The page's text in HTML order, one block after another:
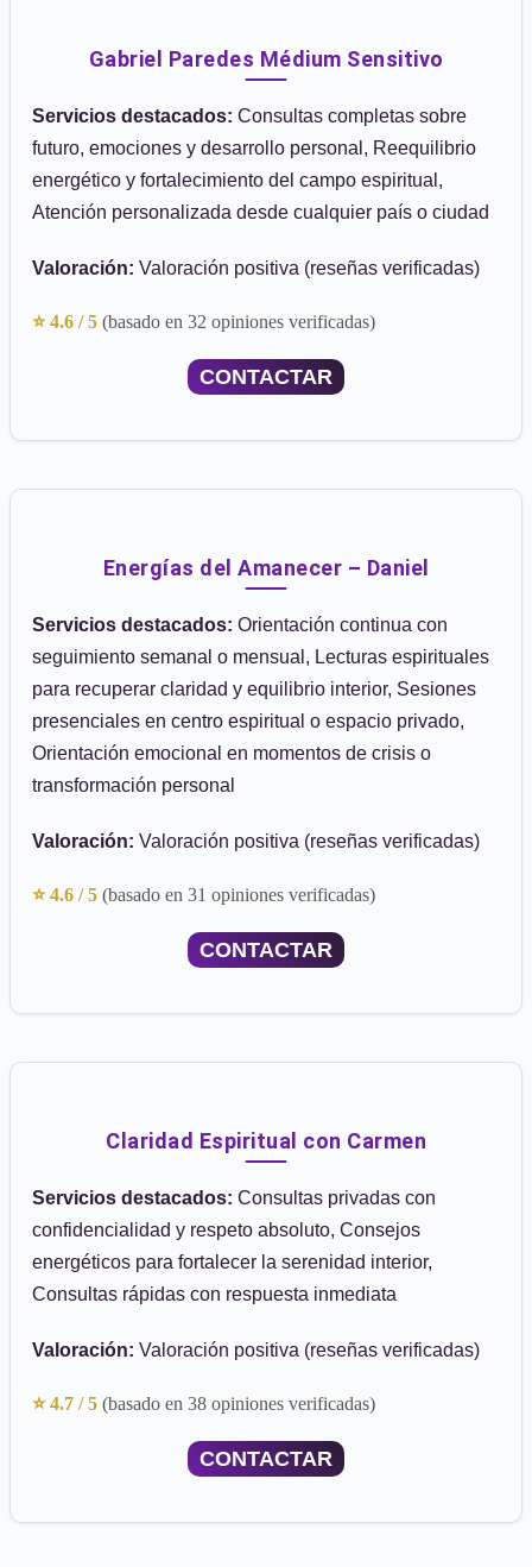
Gabriel Paredes Médium Sensitivo
Servicios destacados: Consultas completas sobre
futuro, emociones y desarrollo personal, Reequilibrio
energético y fortalecimiento del campo espiritual,
Atención personalizada desde cualquier país o ciudad
Valoración: Valoración positiva (reseñas verificadas)
⭐ 4.6 / 5 (basado en 32 opiniones verificadas)
CONTACTAR
Energías del Amanecer – Daniel
Servicios destacados: Orientación continua con
seguimiento semanal o mensual, Lecturas espirituales
para recuperar claridad y equilibrio interior, Sesiones
presenciales en centro espiritual o espacio privado,
Orientación emocional en momentos de crisis o
transformación personal
Valoración: Valoración positiva (reseñas verificadas)
⭐ 4.6 / 5 (basado en 31 opiniones verificadas)
CONTACTAR
Claridad Espiritual con Carmen
Servicios destacados: Consultas privadas con
confidencialidad y respeto absoluto, Consejos
energéticos para fortalecer la serenidad interior,
Consultas rápidas con respuesta inmediata
Valoración: Valoración positiva (reseñas verificadas)
⭐ 4.7 / 5 (basado en 38 opiniones verificadas)
CONTACTAR